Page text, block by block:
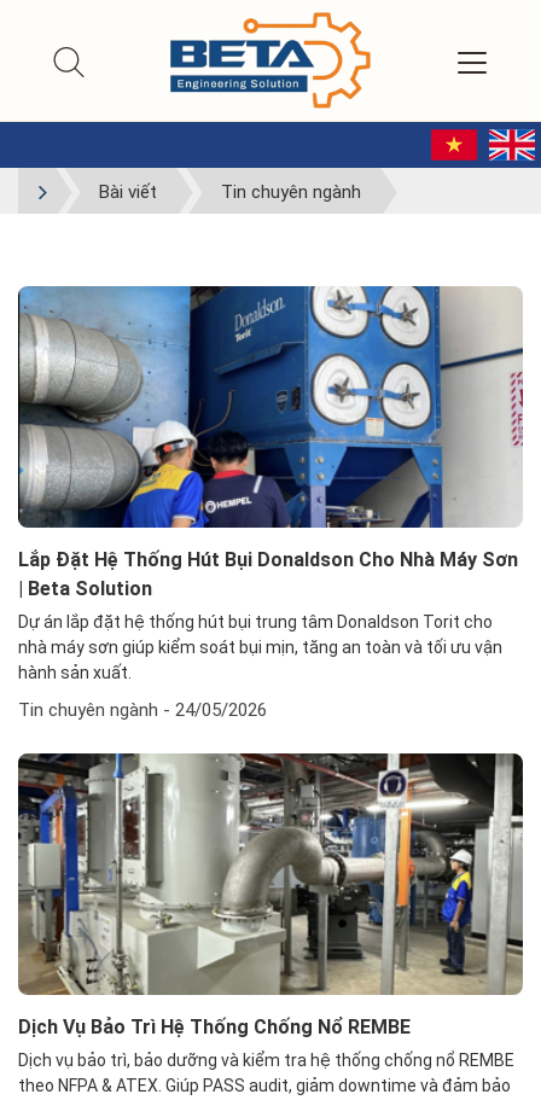
Bài viết Tin chuyên ngành
Lắp Đặt Hệ Thống Hút Bụi Donaldson Cho Nhà Máy Sơn
| Beta Solution
Dự án lắp đặt hệ thống hút bụi trung tâm Donaldson Torit cho
nhà máy sơn giúp kiểm soát bụi mịn, tăng an toàn và tối ưu vận
hành sản xuất.
Tin chuyên ngành - 24/05/2026
Dịch Vụ Bảo Trì Hệ Thống Chống Nổ REMBE
Dịch vụ bảo trì, bảo dưỡng và kiểm tra hệ thống chống nổ REMBE
theo NFPA & ATEX. Giúp PASS audit, giảm downtime và đảm bảo